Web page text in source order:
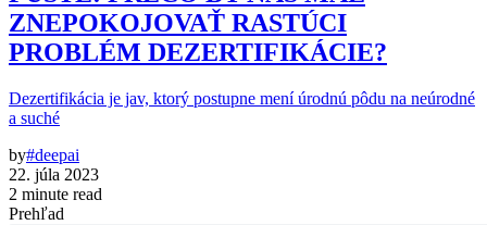
ZNEPOKOJOVAŤ RASTÚCI
PROBLÉM DEZERTIFIKÁCIE?
Dezertifikácia je jav, ktorý postupne mení úrodnú pôdu na neúrodné
a suché
by#deepai
22. júla 2023
2 minute read
Prehľad